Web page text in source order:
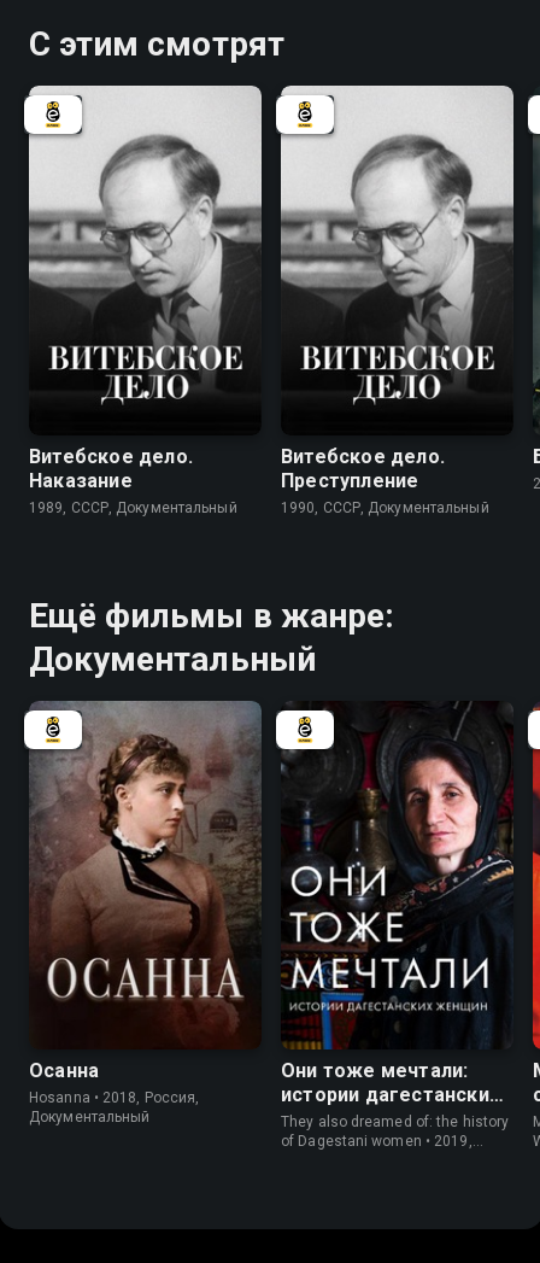
С этим смотрят
Витебское дело.
Наказание
1989, СССР, Документальный
Витебское дело.
Преступление
1990, СССР, Документальный
Ещё фильмы в жанре:
Документальный
Осанна
Hosanna • 2018, Россия,
Документальный
8.1
Они тоже мечтали:
истории дагестанских
женщин
They also dreamed of: the history
of Dagestani women • 2019,